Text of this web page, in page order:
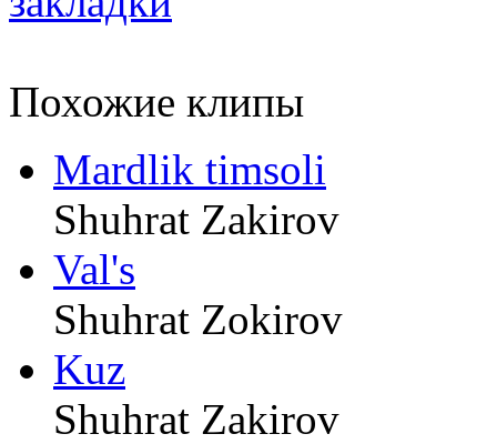
Похожие клипы
Mardlik timsoli
Shuhrat Zakirov
Val's
Shuhrat Zokirov
Kuz
Shuhrat Zakirov